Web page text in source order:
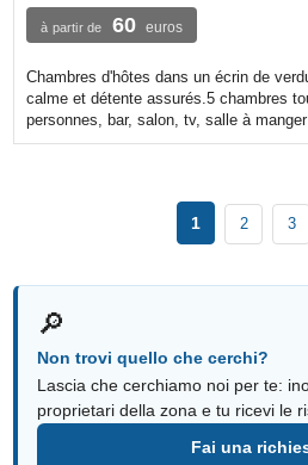
à partir de 60 euros
Chambres d'hôtes dans un écrin de
calme et détente assurés.5 chambres
personnes, bar, salon, tv, salle à manger
1 2 3
🔎
Non trovi quello che cerchi?
Lascia che cerchiamo noi per te:
proprietari della zona e tu ricevi le
Fai una